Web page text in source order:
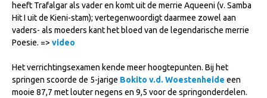
Veel gestelde vragen
Webshop
NRPS Select Sale
NRPS Keuringen
heeft Trafalgar als vader en komt uit de merrie Aqueeni (v. Samba
Hit I uit de Kieni-stam); vertegenwoordigt daarmee zowel aan
vaders- als moeders kant het bloed van de legendarische merrie
Poesie. => video
Het verrichtingsexamen kende meer hoogtepunten. Bij het
springen scoorde de 5-jarige Bokito v.d. Woestenheide een
mooie 87,7 met louter negens en 9,5 voor de springonderdelen.